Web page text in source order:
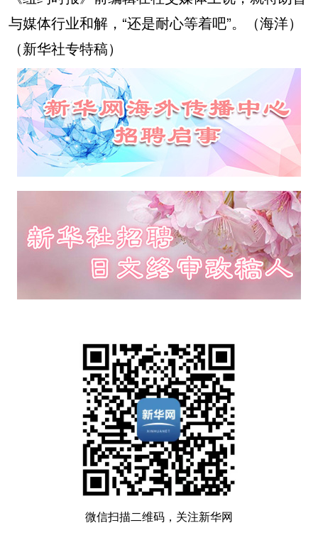
与媒体行业和解，“还是耐心等着吧”。（海洋）
（新华社专特稿）
微信扫描二维码，关注新华网